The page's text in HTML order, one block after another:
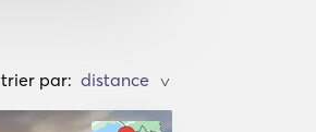
trier par: >